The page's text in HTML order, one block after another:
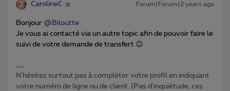
CarolineC Forum|Forum|2 years ago
Bonjour @Biloutte
Je vous ai contacté via un autre topic afin de pouvoir faire le
suivi de votre demande de transfert 😉
N'hésitez surtout pas à compléter votre profil en indiquant
votre numéro de ligne ou de client. (Pas d'inquiétude, ces